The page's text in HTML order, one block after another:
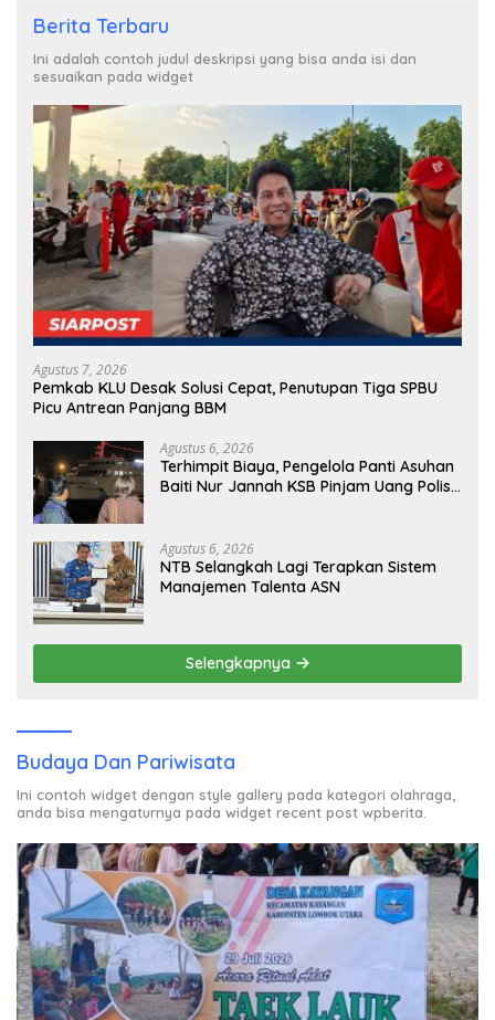
Berita Terbaru
Ini adalah contoh judul deskripsi yang bisa anda isi dan
sesuaikan pada widget
Agustus 7, 2026
Pemkab KLU Desak Solusi Cepat, Penutupan Tiga SPBU
Picu Antrean Panjang BBM
Agustus 6, 2026
Terhimpit Biaya, Pengelola Panti Asuhan
Baiti Nur Jannah KSB Pinjam Uang Polisi
Agustus 6, 2026
NTB Selangkah Lagi Terapkan Sistem
Manajemen Talenta ASN
Selengkapnya
Budaya Dan Pariwisata
Ini contoh widget dengan style gallery pada kategori olahraga,
anda bisa mengaturnya pada widget recent post wpberita.